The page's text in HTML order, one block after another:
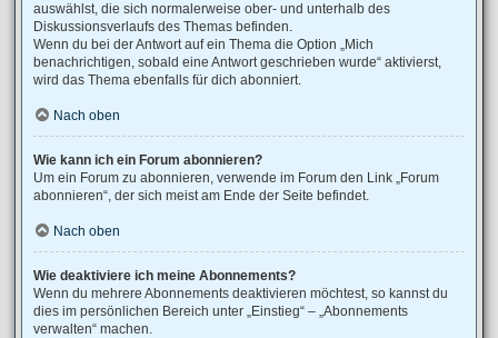
auswählst, die sich normalerweise ober- und unterhalb des
Diskussionsverlaufs des Themas befinden.
Wenn du bei der Antwort auf ein Thema die Option „Mich
benachrichtigen, sobald eine Antwort geschrieben wurde“ aktivierst,
wird das Thema ebenfalls für dich abonniert.
Nach oben
Wie kann ich ein Forum abonnieren?
Um ein Forum zu abonnieren, verwende im Forum den Link „Forum
abonnieren“, der sich meist am Ende der Seite befindet.
Nach oben
Wie deaktiviere ich meine Abonnements?
Wenn du mehrere Abonnements deaktivieren möchtest, so kannst du
dies im persönlichen Bereich unter „Einstieg“ – „Abonnements
verwalten“ machen.